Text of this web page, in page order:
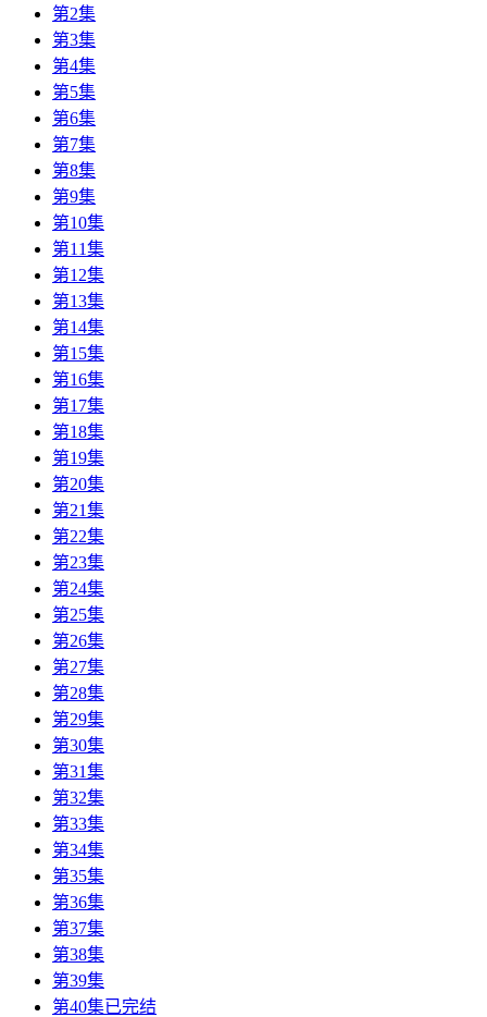
第2集
第3集
第4集
第5集
第6集
第7集
第8集
第9集
第10集
第11集
第12集
第13集
第14集
第15集
第16集
第17集
第18集
第19集
第20集
第21集
第22集
第23集
第24集
第25集
第26集
第27集
第28集
第29集
第30集
第31集
第32集
第33集
第34集
第35集
第36集
第37集
第38集
第39集
第40集已完结